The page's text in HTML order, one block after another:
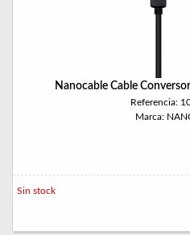
Nanocable Cable
Referencia:
Marca:
Sin stock